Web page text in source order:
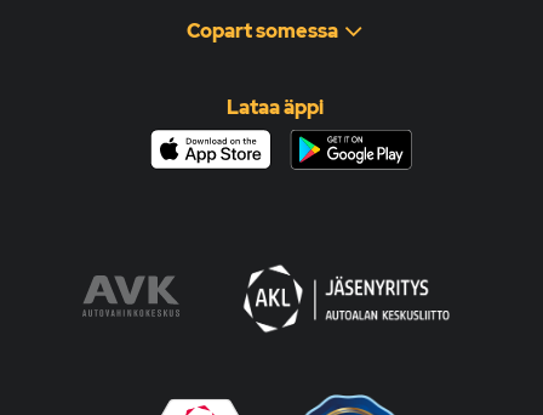
Copart somessa
Lataa äppi